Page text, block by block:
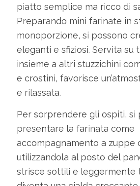
piatto semplice ma ricco di
Preparando mini farinate in
monoporzione, si possono
eleganti e sfiziosi. Servita su
insieme a altri stuzzichini
e crostini, favorisce
e rilassata.
Per sorprendere gli ospiti, si
presentare la farinata come
accompagnamento a zuppe
utilizzandola al posto del
strisce sottili e leggermente